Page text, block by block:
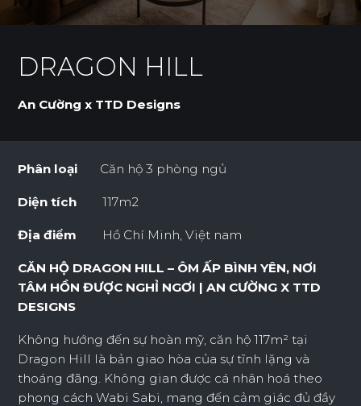
DRAGON HILL
An Cường x TTD Designs
Phân loại Căn hộ 3 phòng ngủ
Diện tích 117m2
Địa điểm Hồ Chí Minh, Việt nam
CĂN HỘ DRAGON HILL – ÔM ẤP BÌNH YÊN, NƠI
TÂM HỒN ĐƯỢC NGHỈ NGƠI | AN CƯỜNG X TTD
DESIGNS
Không hướng đến sự hoàn mỹ, căn hộ 117m² tại
Dragon Hill là bản giao hòa của sự tĩnh lặng và
thoáng đãng. Không gian được cá nhân hoá theo
phong cách Wabi Sabi, mang đến cảm giác đủ đầy